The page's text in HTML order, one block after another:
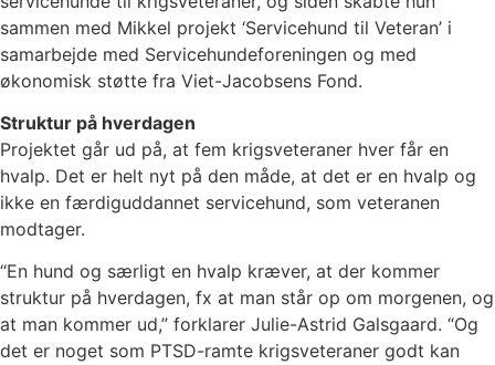
sammen med Mikkel projekt ‘Servicehund til Veteran’ i
samarbejde med Servicehundeforeningen og med
økonomisk støtte fra Viet-Jacobsens Fond.
Struktur på hverdagen
Projektet går ud på, at fem krigsveteraner hver får en
hvalp. Det er helt nyt på den måde, at det er en hvalp og
ikke en færdiguddannet servicehund, som veteranen
modtager.
“En hund og særligt en hvalp kræver, at der kommer
struktur på hverdagen, fx at man står op om morgenen, og
at man kommer ud,” forklarer Julie-Astrid Galsgaard. “Og
det er noget som PTSD-ramte krigsveteraner godt kan